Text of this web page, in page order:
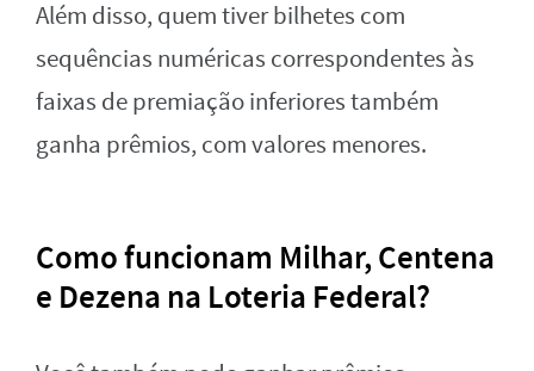
Além disso, quem tiver bilhetes com
sequências numéricas correspondentes às
faixas de premiação inferiores também
ganha prêmios, com valores menores.
Como funcionam Milhar, Centena
e Dezena na Loteria Federal?